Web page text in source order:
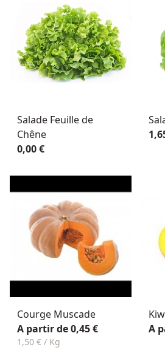
Salade Feuille de
Chêne
0,00 €
Courge Muscade
A partir de 0,45 €
1,50 € / Kg
A